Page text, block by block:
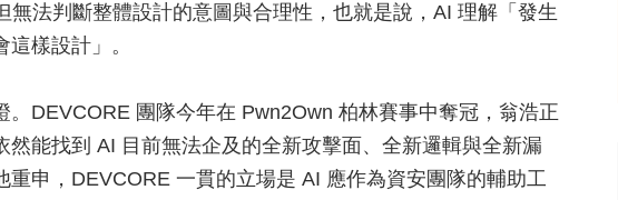
無法判斷整體設計的意圖與合理性，也就是說，AI 理解「發生
樣設計」。
DEVCORE 團隊今年在 Pwn2Own 柏林賽事中奪冠，翁浩正
能找到 AI 目前無法企及的全新攻擊面、全新邏輯與全新漏
申，DEVCORE 一貫的立場是 AI 應作為資安團隊的輔助工